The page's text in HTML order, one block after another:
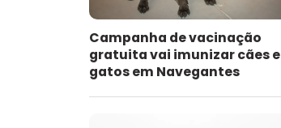
Campanha de vacinação
gratuita vai imunizar cães e
gatos em Navegantes